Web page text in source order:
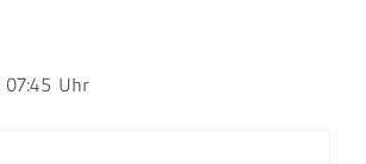
07:45 Uhr